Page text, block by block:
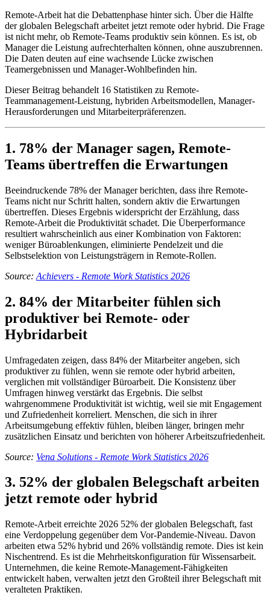
Remote-Arbeit hat die Debattenphase hinter sich. Über die Hälfte
der globalen Belegschaft arbeitet jetzt remote oder hybrid. Die Frage
ist nicht mehr, ob Remote-Teams produktiv sein können. Es ist, ob
Manager die Leistung aufrechterhalten können, ohne auszubrennen.
Die Daten deuten auf eine wachsende Lücke zwischen
Teamergebnissen und Manager-Wohlbefinden hin.
Dieser Beitrag behandelt 16 Statistiken zu Remote-
Teammanagement-Leistung, hybriden Arbeitsmodellen, Manager-
Herausforderungen und Mitarbeiterpräferenzen.
1. 78% der Manager sagen, Remote-
Teams übertreffen die Erwartungen
Beeindruckende 78% der Manager berichten, dass ihre Remote-
Teams nicht nur Schritt halten, sondern aktiv die Erwartungen
übertreffen. Dieses Ergebnis widerspricht der Erzählung, dass
Remote-Arbeit die Produktivität schadet. Die Überperformance
resultiert wahrscheinlich aus einer Kombination von Faktoren:
weniger Büroablenkungen, eliminierte Pendelzeit und die
Selbstselektion von Leistungsträgern in Remote-Rollen.
Source: Achievers - Remote Work Statistics 2026
2. 84% der Mitarbeiter fühlen sich
produktiver bei Remote- oder
Hybridarbeit
Umfragedaten zeigen, dass 84% der Mitarbeiter angeben, sich
produktiver zu fühlen, wenn sie remote oder hybrid arbeiten,
verglichen mit vollständiger Büroarbeit. Die Konsistenz über
Umfragen hinweg verstärkt das Ergebnis. Die selbst
wahrgenommene Produktivität ist wichtig, weil sie mit Engagement
und Zufriedenheit korreliert. Menschen, die sich in ihrer
Arbeitsumgebung effektiv fühlen, bleiben länger, bringen mehr
zusätzlichen Einsatz und berichten von höherer Arbeitszufriedenheit.
Source: Vena Solutions - Remote Work Statistics 2026
3. 52% der globalen Belegschaft arbeiten
jetzt remote oder hybrid
Remote-Arbeit erreichte 2026 52% der globalen Belegschaft, fast
eine Verdoppelung gegenüber dem Vor-Pandemie-Niveau. Davon
arbeiten etwa 52% hybrid und 26% vollständig remote. Dies ist kein
Nischentrend. Es ist die Mehrheitskonfiguration für Wissensarbeit.
Unternehmen, die keine Remote-Management-Fähigkeiten
entwickelt haben, verwalten jetzt den Großteil ihrer Belegschaft mit
veralteten Praktiken.